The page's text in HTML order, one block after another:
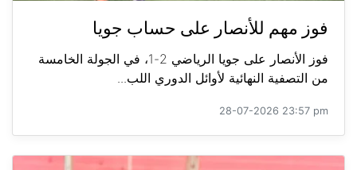
فوز مهم للأنصار على حساب جويا
فوز الأنصار على جويا الرياضي 2-1، في الجولة الخامسة
من التصفية النهائية لأوائل الدوري اللب...
28-07-2026 23:57 pm